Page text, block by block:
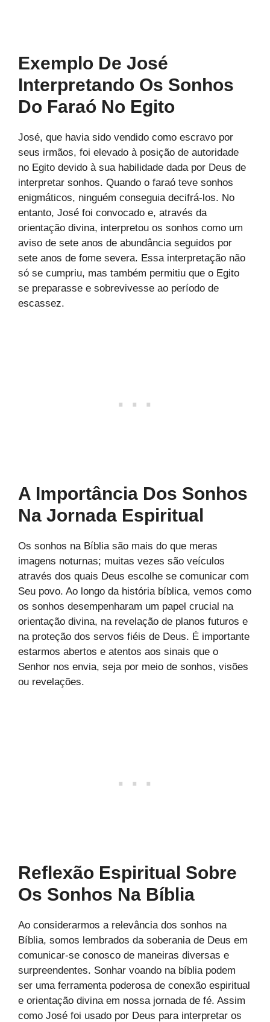
Exemplo De José
Interpretando Os Sonhos
Do Faraó No Egito
José, que havia sido vendido como escravo por
seus irmãos, foi elevado à posição de autoridade
no Egito devido à sua habilidade dada por Deus de
interpretar sonhos. Quando o faraó teve sonhos
enigmáticos, ninguém conseguia decifrá-los. No
entanto, José foi convocado e, através da
orientação divina, interpretou os sonhos como um
aviso de sete anos de abundância seguidos por
sete anos de fome severa. Essa interpretação não
só se cumpriu, mas também permitiu que o Egito
se preparasse e sobrevivesse ao período de
escassez.
A Importância Dos Sonhos
Na Jornada Espiritual
Os sonhos na Bíblia são mais do que meras
imagens noturnas; muitas vezes são veículos
através dos quais Deus escolhe se comunicar com
Seu povo. Ao longo da história bíblica, vemos como
os sonhos desempenharam um papel crucial na
orientação divina, na revelação de planos futuros e
na proteção dos servos fiéis de Deus. É importante
estarmos abertos e atentos aos sinais que o
Senhor nos envia, seja por meio de sonhos, visões
ou revelações.
Reflexão Espiritual Sobre
Os Sonhos Na Bíblia
Ao considerarmos a relevância dos sonhos na
Bíblia, somos lembrados da soberania de Deus em
comunicar-se conosco de maneiras diversas e
surpreendentes. Sonhar voando na bíblia podem
ser uma ferramenta poderosa de conexão espiritual
e orientação divina em nossa jornada de fé. Assim
como José foi usado por Deus para interpretar os